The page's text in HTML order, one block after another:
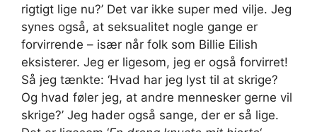
rigtigt lige nu?’ Det var ikke super med vilje. Jeg
synes også, at seksualitet nogle gange er
forvirrende – især når folk som Billie Eilish
eksisterer. Jeg er ligesom, jeg er også forvirret!
Så jeg tænkte: ‘Hvad har jeg lyst til at skrige?
Og hvad føler jeg, at andre mennesker gerne vil
skrige?’ Jeg hader også sange, der er så lige.